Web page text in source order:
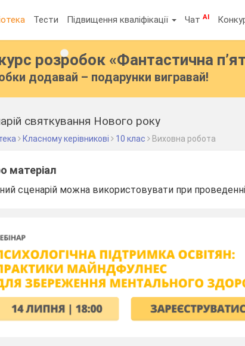
Тести Підвищення кваліфікації ЧатAI
розробок «Фантастична
додавай – подарунки вигравай!
святкування Нового року
Класному керівникові 10 клас Виховна робота
матеріал
сценарій можна використовувати при проведенні